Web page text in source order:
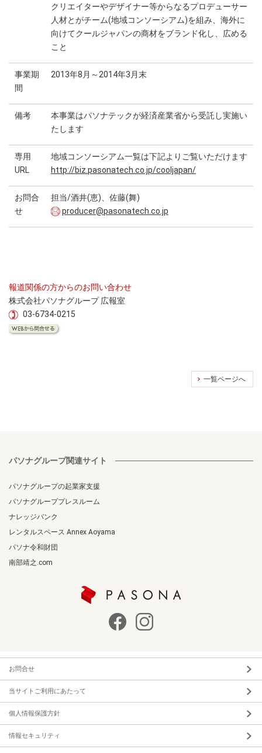
クリエイターやデザイナー等からなるプロデューサー
人材とがチーム(地域コンソーシアム)を組み、海外に
向けてクールジャパンの商材をブランド化し、広める
こと
事業期
間
2013年8月～2014年3月末
備考
本事業はパソナテックが経済産業省から受託し実施い
たします
専用
URL
地域コンソーシアム一覧は下記よりご覧いただけます
http://biz.pasonatech.co.jp/cooljapan/
お問合
せ
担当/酒井(恵)、佐藤(舞)
producer@pasonatech.co.jp
報道関係の方からのお問い合わせ
株式会社パソナグループ 広報室
03-6734-0215
一覧ページへ
パソナグループ関連サイト
パソナグループの起業家支援
パソナグループプレスルーム
ナレッジバンク
レンタルスペース Annex Aoyama
パソナ令和財団
南部靖之.com
お問合せ
当サイトご利用にあたって
個人情報保護方針
情報セキュリティ